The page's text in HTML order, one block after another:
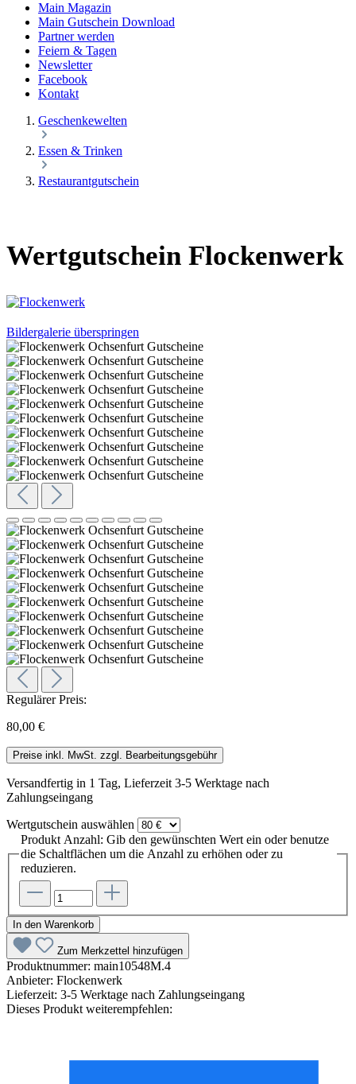
Main Magazin
Main Gutschein Download
Partner werden
Feiern & Tagen
Newsletter
Facebook
Kontakt
Geschenkewelten
Essen & Trinken
Restaurantgutschein
Wertgutschein Flockenwerk
Bildergalerie überspringen
Regulärer Preis:
80,00 €
Preise inkl. MwSt. zzgl. Bearbeitungsgebühr
Versandfertig in 1 Tag, Lieferzeit 3-5 Werktage nach
Zahlungseingang
Wertgutschein auswählen
Produkt Anzahl: Gib den gewünschten Wert ein oder benutze
die Schaltflächen um die Anzahl zu erhöhen oder zu
reduzieren.
In den Warenkorb
Zum Merkzettel hinzufügen
Produktnummer: main10548M.4
Anbieter: Flockenwerk
Lieferzeit: 3-5 Werktage nach Zahlungseingang
Dieses Produkt weiterempfehlen: